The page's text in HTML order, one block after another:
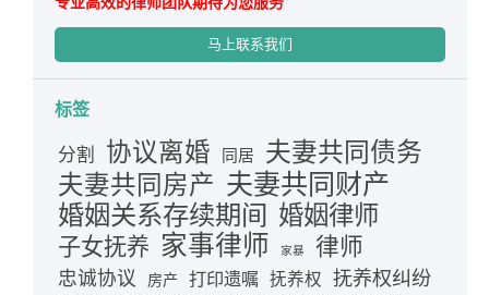
马上联系我们
标签
分割 协议离婚 同居 夫妻共同债务
夫妻共同房产 夫妻共同财产
婚姻关系存续期间 婚姻律师
子女抚养 家事律师 家暴 律师
忠诚协议 房产 打印遗嘱 抚养权 抚养权纠纷